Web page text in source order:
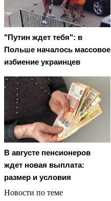
"Путин ждет тебя": в
Польше началось массовое
избиение украинцев
В августе пенсионеров
ждет новая выплата:
размер и условия
Новости по теме